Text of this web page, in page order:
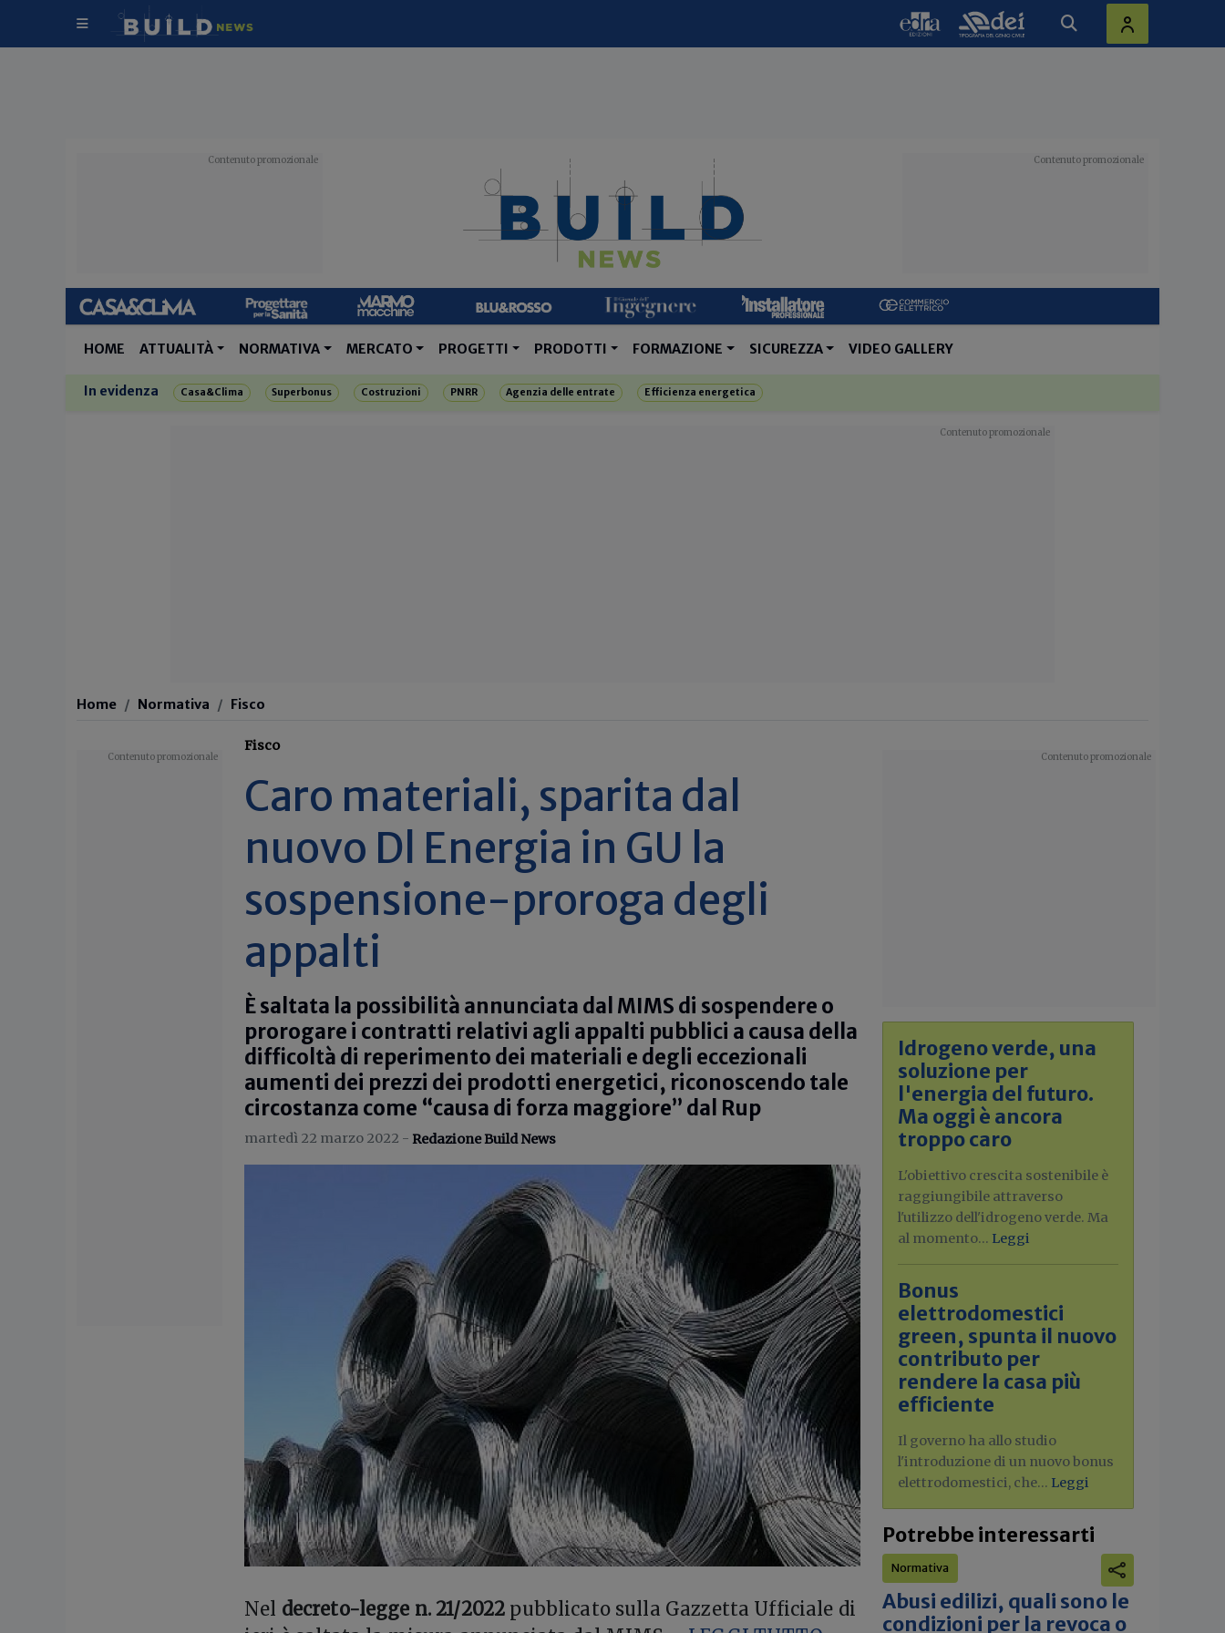
HOME ATTUALITÀ NORMATIVA MERCATO PROGETTI PRODOTTI FORMAZIONE SICUREZZA VIDEO GALLERY
In evidenza Casa&Clima Superbonus Costruzioni PNRR Agenzia delle entrate Efficienza energetica
Home Normativa Fisco
Fisco
Caro materiali, sparita dal
nuovo Dl Energia in GU la
sospensione-proroga degli
appalti
È saltata la possibilità annunciata dal MIMS di sospendere o
prorogare i contratti relativi agli appalti pubblici a causa della
difficoltà di reperimento dei materiali e degli eccezionali
aumenti dei prezzi dei prodotti energetici, riconoscendo tale
circostanza come “causa di forza maggiore” dal Rup
martedì 22 marzo 2022 - Redazione Build News
Nel decreto-legge n. 21/2022 pubblicato sulla Gazzetta Ufficiale di
Idrogeno verde, una
soluzione per
l'energia del futuro.
Ma oggi è ancora
troppo caro
L'obiettivo crescita sostenibile è
raggiungibile attraverso
l'utilizzo dell'idrogeno verde. Ma
al momento... Leggi
Bonus
elettrodomestici
green, spunta il nuovo
contributo per
rendere la casa più
efficiente
Il governo ha allo studio
l'introduzione di un nuovo bonus
elettrodomestici, che... Leggi
Potrebbe interessarti
Normativa
Abusi edilizi, quali sono le
condizioni per la revoca o